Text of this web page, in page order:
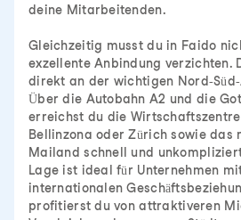
deine Mitarbeitenden.
Gleichzeitig musst du in Faido
exzellente Anbindung verzichten.
direkt an der wichtigen Nord-
Über die Autobahn A2 und die
erreichst du die
Bellinzona oder Zürich sowie das
Mailand schnell und
Lage ist ideal für Unternehmen
internationalen
profitierst du von attraktiveren